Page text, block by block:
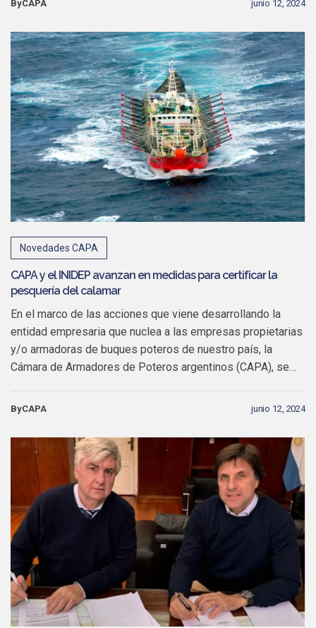
ByCAPA junio 12, 2024
Novedades CAPA
CAPA y el INIDEP avanzan en medidas para certificar la
pesquería del calamar
En el marco de las acciones que viene desarrollando la
entidad empresaria que nuclea a las empresas propietarias
y/o armadoras de buques poteros de nuestro país, la
Cámara de Armadores de Poteros argentinos (CAPA), se…
ByCAPA junio 12, 2024